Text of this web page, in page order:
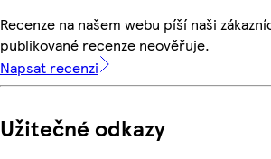
Recenze na našem webu píší naši
publikované recenze neověřuje.
Napsat recenzi
Užitečné odkazy